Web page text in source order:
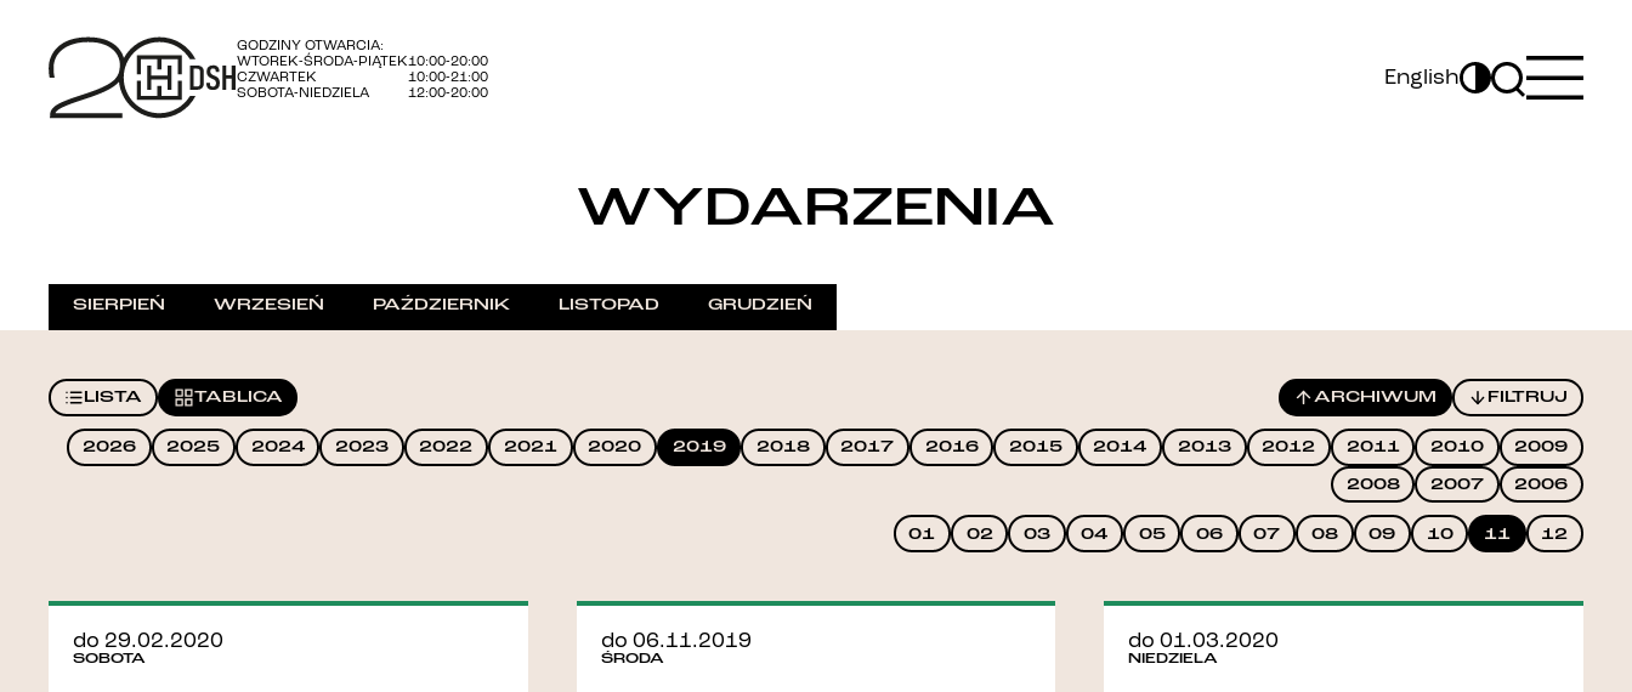
GODZINY OTWARCIA:
WTOREK-ŚRODA-PIĄTEK10:00-20:00
CZWARTEK
10:00-21:00
SOBOTA-NIEDZIELA
12:00-20:00
English
WYDARZENIA
SIERPIEŃ WRZESIEŃ PAŹDZIERNIK LISTOPAD GRUDZIEŃ
LISTA TABLICA ARCHIWUM FILTRUJ
2026 2025 2024 2023 2022 2021 2020 2019 2018 2017 2016 2015 2014 2013 2012 2011 2010
2009
2008
2007 2006
01 02 03 04 05 06 07 08 09 10 11 12
do 29.02.2020
SOBOTA
do 06.11.2019
ŚRODA
do 01.03.2020
NIEDZIELA